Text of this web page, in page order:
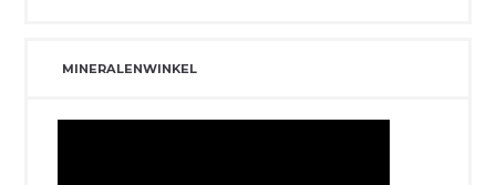
MINERALENWINKEL